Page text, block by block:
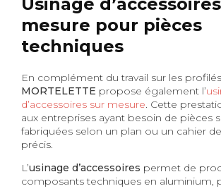
mesure pour pièces
techniques
En complément du travail sur les
MORTELETTE propose également l’
d’accessoires sur mesure. Cette
aux entreprises ayant besoin de pièces
fabriquées selon un plan ou un cahier
précis.
L’usinage d’accessoires permet de
composants techniques en aluminium,